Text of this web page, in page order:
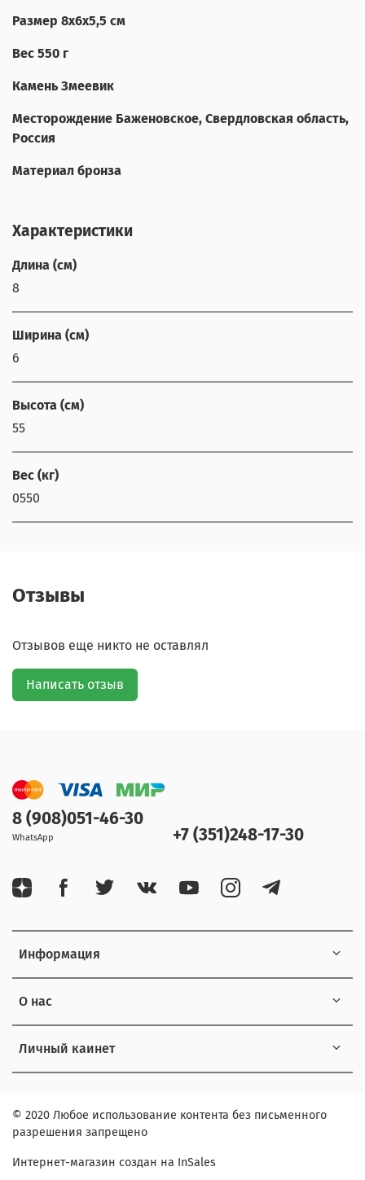
Размер 8х6х5,5 см
Вес 550 г
Камень Змеевик
Месторождение Баженовское, Свердловская область,
Россия
Материал бронза
Характеристики
Длина (см)
8
Ширина (см)
6
Высота (см)
55
Вес (кг)
0550
Отзывы
Отзывов еще никто не оставлял
Написать отзыв
Информация
О нас
Личный каинет
8 (908)051-46-30
WhatsApp +7 (351)248-17-30
© 2020 Любое использование контента без письменного
разрешения запрещено
Интернет-магазин создан на InSales